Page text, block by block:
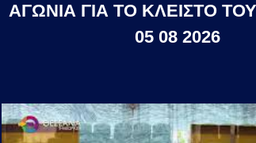
ΑΓΩΝΙΑ ΓΙΑ ΤΟ ΚΛΕΙΣΤΟ
05 08 2026